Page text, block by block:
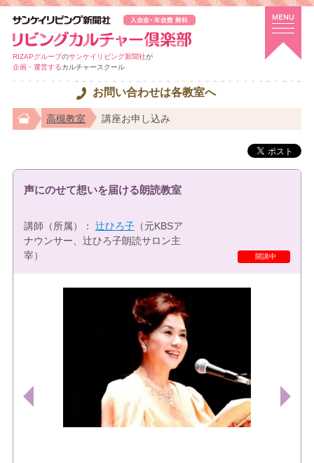
RIZAPグループのサンケイリビング新聞社が
企画・運営するカルチャースクール
お問い合わせは各教室へ
高槻教室 講座お申し込み
特選講座
開講中
声にのせて想いを届ける朗読教室
講師（所属）： 辻ひろ子（元KBSア
ナウンサー、辻ひろ子朗読サロン主
宰）